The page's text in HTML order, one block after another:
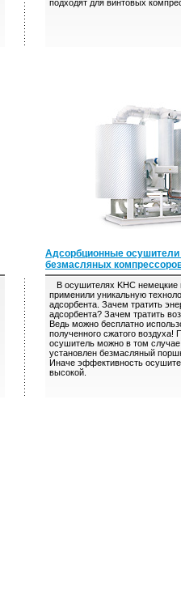
подходят для винтовых
Адсорбционные
безмасляных
В осушителях KHC немецкие
применили уникальную
адсорбента. Зачем тратить
адсорбента? Зачем тратить
Ведь можно бесплатно
полученного сжатого воздуха!
осушитель можно в том
установлен безмасляный
Иначе эффективность
высокой.